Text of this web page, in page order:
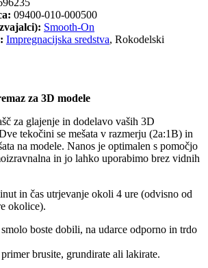
09400-010-000500
Smooth-On
Impregnacijska sredstva, Rokodelski
za 3D modele
za glajenje in dodelavo vaših 3D
tekočini se mešata v razmerju (2a:1B) in
na modele. Nanos je optimalen s pomočjo
in jo lahko uporabimo brez vidnih
in čas utrjevanje okoli 4 ure (odvisno od
okolice).
boste dobili, na udarce odporno in trdo
brusite, grundirate ali lakirate.